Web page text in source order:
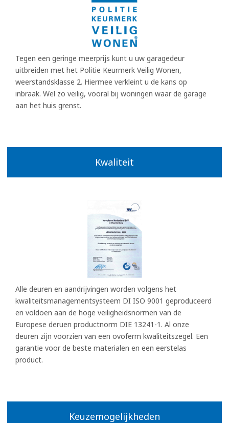
Tegen een geringe meerprijs kunt u uw garagedeur
uitbreiden met het Politie Keurmerk Veilig Wonen,
weerstandsklasse 2. Hiermee verkleint u de kans op
inbraak. Wel zo veilig, vooral bij woningen waar de garage
aan het huis grenst.
Kwaliteit
Alle deuren en aandrijvingen worden volgens het
kwaliteitsmanagementsysteem DI ISO 9001 geproduceerd
en voldoen aan de hoge veiligheidsnormen van de
Europese deruen productnorm DIE 13241-1. Al onze
deuren zijn voorzien van een ovoferm kwaliteitszegel. Een
garantie voor de beste materialen en een eerstelas
product.
Keuzemogelijkheden